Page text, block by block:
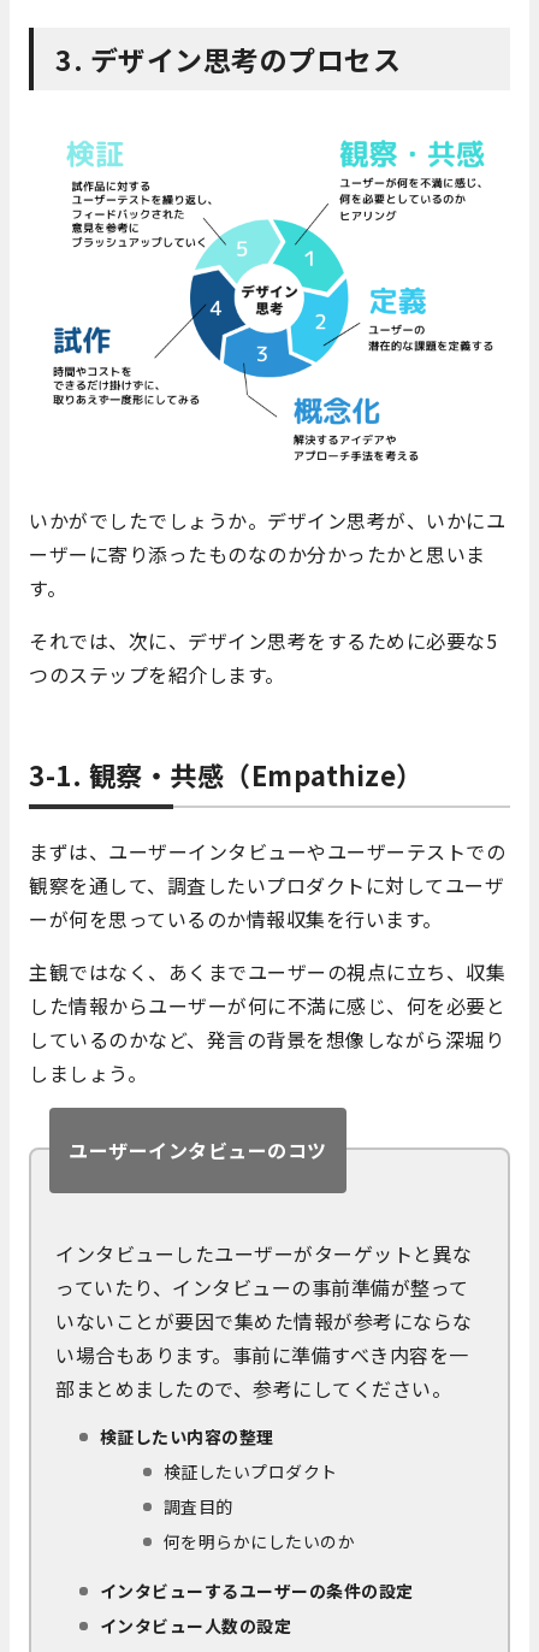
3. デザイン思考のプロセス
いかがでしたでしょうか。デザイン思考が、いかにユ
ーザーに寄り添ったものなのか分かったかと思いま
す。
それでは、次に、デザイン思考をするために必要な5
つのステップを紹介します。
3-1. 観察・共感 （Empathize）
まずは、ユーザーインタビューやユーザーテストでの
観察を通して、調査したいプロダクトに対してユーザ
ーが何を思っているのか情報収集を行います。
主観ではなく、あくまでユーザーの視点に立ち、収集
した情報からユーザーが何に不満に感じ、何を必要と
しているのかなど、発言の背景を想像しながら深堀り
しましょう。
ユーザーインタビューのコツ
インタビューしたユーザーがターゲットと異な
っていたり、インタビューの事前準備が整って
いないことが要因で集めた情報が参考にならな
い場合もあります。事前に準備すべき内容を一
部まとめましたので、参考にしてください。
検証したい内容の整理
検証したいプロダクト
調査目的
何を明らかにしたいのか
インタビューするユーザーの条件の設定
インタビュー人数の設定